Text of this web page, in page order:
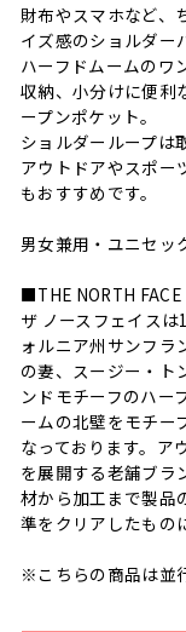
財布やスマホなど、
イズ感のショルダー
ハーフドムームの
収納、小分けに便利
ープンポケット。
ショルダーループは
アウトドアやスポー
もおすすめです。
男女兼用・ユニセッ
■THE NORTH FACE
ザ ノースフェイス
ォルニア州サンフラ
の妻、スージー・ト
ンドモチーフのハー
ームの北壁をモチー
なっております。ア
を展開する老舗ブラ
材から加工まで製品
準をクリアしたもの
※こちらの商品は並